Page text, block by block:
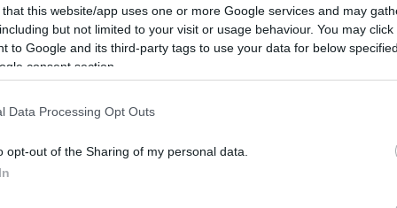
that this website/app uses one or more Google services and may
but not limited to your visit or usage behaviour. You may
to Google and its third-party tags to use your data for below
consent section.
Data Processing Opt Outs
opt-out of the Sharing of my personal data.
ezt gondoltam. De az utóbbi időkben
esetenként rasszista
bárkinek - főleg a saját csapata
vagyunk, legyünk bármilyen
vagy legyen a bőrünk
így viselkedtek egy társunkkal szemben.
részt vesz, én azt teszem miattatok!